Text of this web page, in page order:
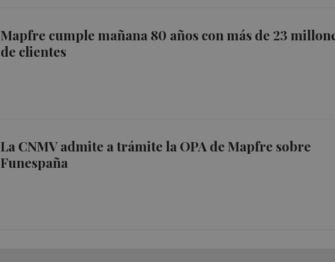
Mapfre cumple mañana 80 años con más de 23
de clientes
La CNMV admite a trámite la OPA de Mapfre sobre
Funespaña